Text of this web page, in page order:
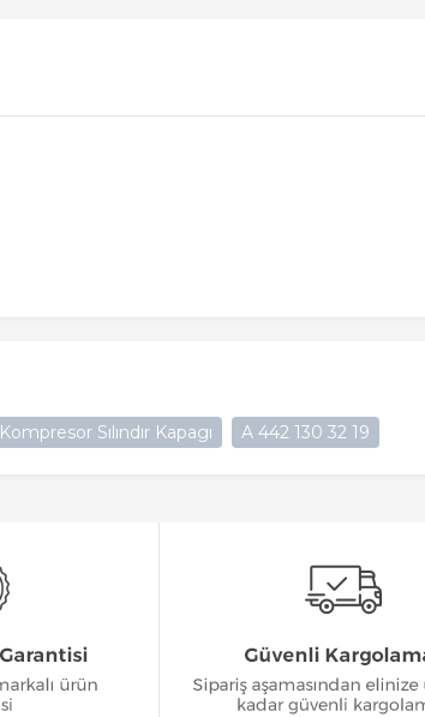
Kompresor Sılındır Kapagı A 442 130 32 19